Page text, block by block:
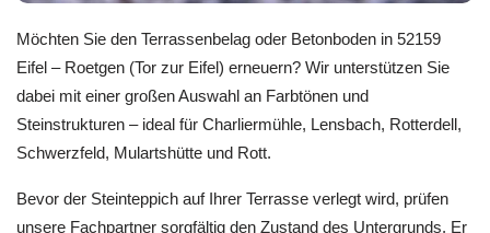
Möchten Sie den Terrassenbelag oder Betonboden in 52159
Eifel – Roetgen (Tor zur Eifel) erneuern? Wir unterstützen Sie
dabei mit einer großen Auswahl an Farbtönen und
Steinstrukturen – ideal für Charliermühle, Lensbach, Rotterdell,
Schwerzfeld, Mulartshütte und Rott.
Bevor der Steinteppich auf Ihrer Terrasse verlegt wird, prüfen
unsere Fachpartner sorgfältig den Zustand des Untergrunds. Er